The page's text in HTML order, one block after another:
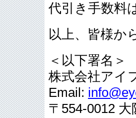
代引き手数料
以上、皆様か
＜以下署名＞
株式会社アイ
Email:
〒554-0012